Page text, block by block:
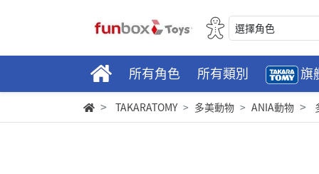
選擇角色
所有角色 所有類別 旗
TAKARATOMY 多美動物 ANIA動物